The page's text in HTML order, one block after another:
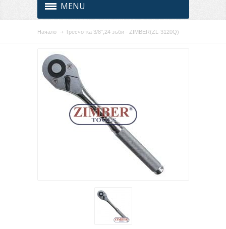
MENU
Начало Тресчотка 3/8",24 зъби - ZIMBER(ZL-3120Q)